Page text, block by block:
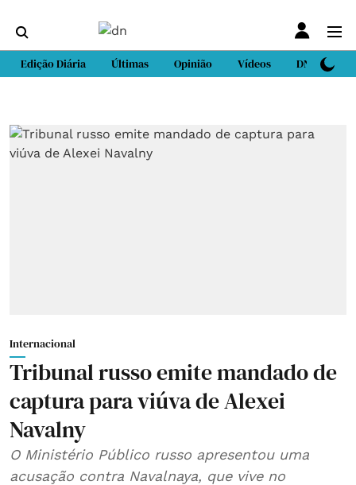
Edição Diária Últimas Opinião Vídeos DN Sport
Internacional
Tribunal russo emite mandado de
captura para viúva de Alexei
Navalny
O Ministério Público russo apresentou uma
acusação contra Navalnaya, que vive no